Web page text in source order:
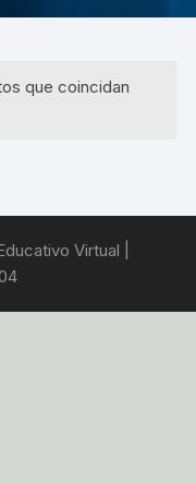
que coincidan
Virtual |